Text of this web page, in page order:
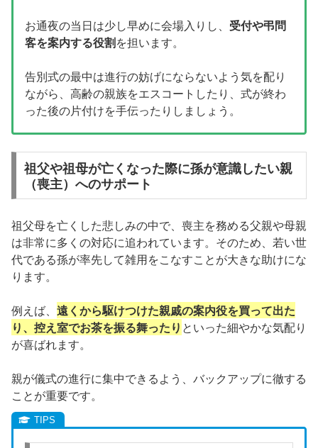
お通夜の当日は少し早めに会場入りし、 受付や弔問
客を案内する役割を担います。
告別式の最中は進行の妨げにならないよう気を配り
ながら、高齢の親族をエスコートしたり、式が終わ
った後の片付けを手伝ったりしましょう。
祖父や祖母が亡くなった際に孫が意識したい親
（喪主）へのサポート
祖父母を亡くした悲しみの中で、喪主を務める父親や母親
は非常に多くの対応に追われています。そのため、若い世
代である孫が率先して雑用をこなすことが大きな助けにな
ります。
例えば、 遠くから駆けつけた親戚の案内役を買って出た
り、控え室でお茶を振る舞ったり といった細やかな気配り
が喜ばれます。
親が儀式の進行に集中できるよう、バックアップに徹する
ことが重要です。